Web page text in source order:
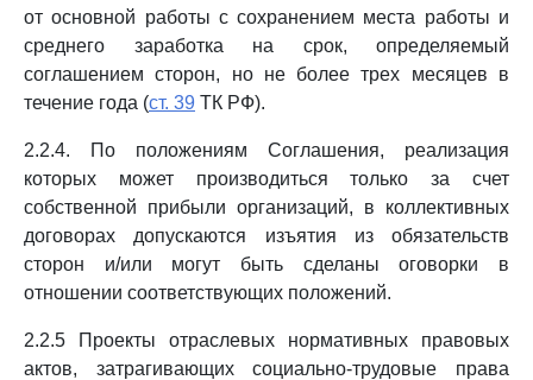
от основной работы с сохранением места работы и
среднего заработка на срок, определяемый
соглашением сторон, но не более трех месяцев в
течение года (ст. 39 ТК РФ).
2.2.4. По положениям Соглашения, реализация
которых может производиться только за счет
собственной прибыли организаций, в коллективных
договорах допускаются изъятия из обязательств
сторон и/или могут быть сделаны оговорки в
отношении соответствующих положений.
2.2.5 Проекты отраслевых нормативных правовых
актов, затрагивающих социально-трудовые права